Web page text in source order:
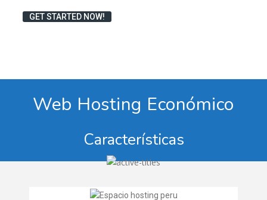
GET STARTED NOW!
Web Hosting Económico
Características